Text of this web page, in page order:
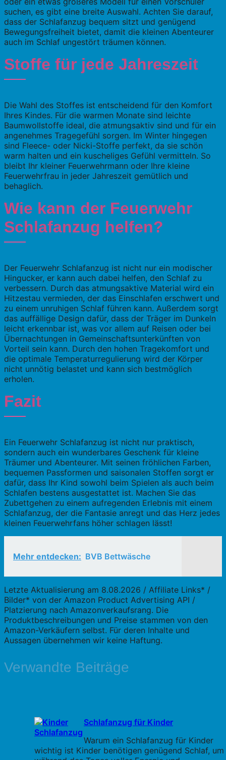
suchen, es gibt eine breite Auswahl. Achten Sie darauf,
dass der Schlafanzug bequem sitzt und genügend
Bewegungsfreiheit bietet, damit die kleinen Abenteurer
auch im Schlaf ungestört träumen können.
Stoffe für jede Jahreszeit
Die Wahl des Stoffes ist entscheidend für den Komfort
Ihres Kindes. Für die warmen Monate sind leichte
Baumwollstoffe ideal, die atmungsaktiv sind und für ein
angenehmes Tragegefühl sorgen. Im Winter hingegen
sind Fleece- oder Nicki-Stoffe perfekt, da sie schön
warm halten und ein kuscheliges Gefühl vermitteln. So
bleibt Ihr kleiner Feuerwehrmann oder Ihre kleine
Feuerwehrfrau in jeder Jahreszeit gemütlich und
behaglich.
Wie kann der Feuerwehr
Schlafanzug helfen?
Der Feuerwehr Schlafanzug ist nicht nur ein modischer
Hingucker, er kann auch dabei helfen, den Schlaf zu
verbessern. Durch das atmungsaktive Material wird ein
Hitzestau vermieden, der das Einschlafen erschwert und
zu einem unruhigen Schlaf führen kann. Außerdem sorgt
das auffällige Design dafür, dass der Träger im Dunkeln
leicht erkennbar ist, was vor allem auf Reisen oder bei
Übernachtungen in Gemeinschaftsunterkünften von
Vorteil sein kann. Durch den hohen Tragekomfort und
die optimale Temperaturregulierung wird der Körper
nicht unnötig belastet und kann sich bestmöglich
erholen.
Fazit
Ein Feuerwehr Schlafanzug ist nicht nur praktisch,
sondern auch ein wunderbares Geschenk für kleine
Träumer und Abenteurer. Mit seinen fröhlichen Farben,
bequemen Passformen und saisonalen Stoffen sorgt er
dafür, dass Ihr Kind sowohl beim Spielen als auch beim
Schlafen bestens ausgestattet ist. Machen Sie das
Zubettgehen zu einem aufregenden Erlebnis mit einem
Schlafanzug, der die Fantasie anregt und das Herz jedes
kleinen Feuerwehrfans höher schlagen lässt!
Mehr entdecken: BVB Bettwäsche
Letzte Aktualisierung am 8.08.2026 / Affiliate Links* /
Bilder* von der Amazon Product Advertising API /
Platzierung nach Amazonverkaufsrang. Die
Produktbeschreibungen und Preise stammen von den
Amazon-Verkäufern selbst. Für deren Inhalte und
Aussagen übernehmen wir keine Haftung.
Verwandte Beiträge
Schlafanzug für Kinder
Warum ein Schlafanzug für Kinder
wichtig ist Kinder benötigen genügend Schlaf, um